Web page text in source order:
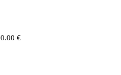
0.00 €